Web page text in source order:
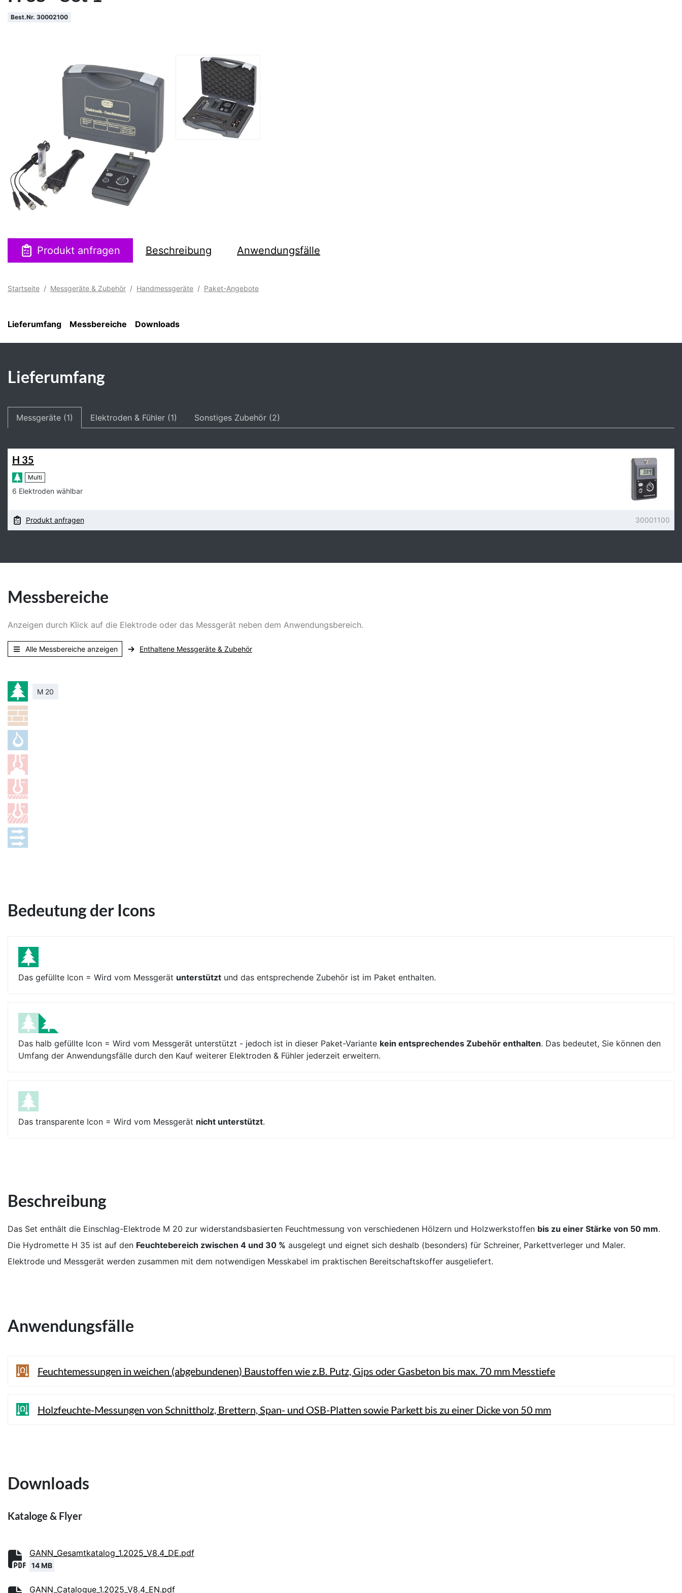
Best.Nr. 30002100
Produkt anfragen Beschreibung Anwendungsfälle
Startseite Messgeräte & Zubehör Handmessgeräte Paket-Angebote
Lieferumfang Messbereiche Downloads
Lieferumfang
Messgeräte (1) Elektroden & Fühler (1) Sonstiges Zubehör (2)
H 35
Multi
6 Elektroden wählbar
Produkt anfragen 30001100
Messbereiche
Anzeigen durch Klick auf die Elektrode oder das Messgerät neben dem Anwendungsbereich.
Alle Messbereiche anzeigen Enthaltene Messgeräte & Zubehör
M 20
Bedeutung der Icons
Das gefüllte Icon = Wird vom Messgerät unterstützt und das entsprechende Zubehör ist im Paket enthalten.
Das halb gefüllte Icon = Wird vom Messgerät unterstützt - jedoch ist in dieser Paket-Variante kein entsprechendes Zubehör enthalten. Das bedeutet, Sie können den
Umfang der Anwendungsfälle durch den Kauf weiterer Elektroden & Fühler jederzeit erweitern.
Das transparente Icon = Wird vom Messgerät nicht unterstützt.
Beschreibung
Das Set enthält die Einschlag-Elektrode M 20 zur widerstandsbasierten Feuchtmessung von verschiedenen Hölzern und Holzwerkstoffen bis zu einer Stärke von 50 mm.
Die Hydromette H 35 ist auf den Feuchtebereich zwischen 4 und 30 % ausgelegt und eignet sich deshalb (besonders) für Schreiner, Parkettverleger und Maler.
Elektrode und Messgerät werden zusammen mit dem notwendigen Messkabel im praktischen Bereitschaftskoffer ausgeliefert.
Anwendungsfälle
Feuchtemessungen in weichen (abgebundenen) Baustoffen wie z.B. Putz, Gips oder Gasbeton bis max. 70 mm Messtiefe
Holzfeuchte-Messungen von Schnittholz, Brettern, Span- und OSB-Platten sowie Parkett bis zu einer Dicke von 50 mm
Downloads
Kataloge & Flyer
GANN_Gesamtkatalog_1.2025_V8.4_DE.pdf
14 MB
GANN_Catalogue_1.2025_V8.4_EN.pdf